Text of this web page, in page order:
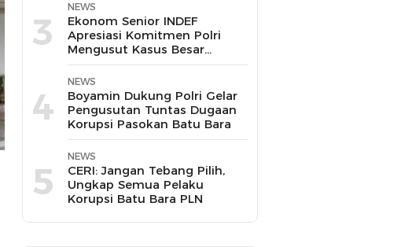
3
NEWS
Ekonom Senior INDEF
Apresiasi Komitmen Polri
Mengusut Kasus Besar
hingga Tuntas
4
NEWS
Boyamin Dukung Polri Gelar
Pengusutan Tuntas Dugaan
Korupsi Pasokan Batu Bara
5
NEWS
CERI: Jangan Tebang Pilih,
Ungkap Semua Pelaku
Korupsi Batu Bara PLN